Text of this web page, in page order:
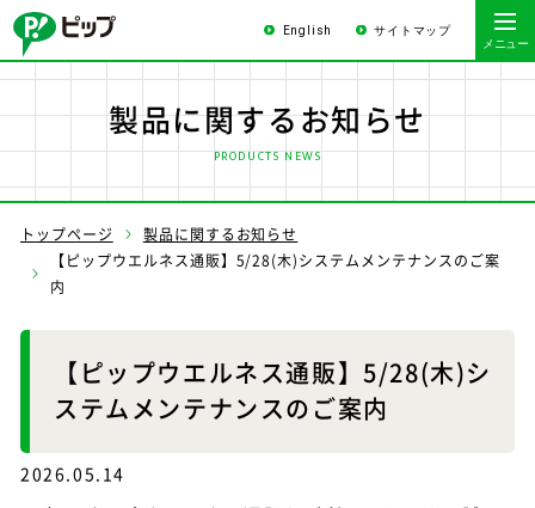
English サイトマップ
製品に関するお知らせ
PRODUCTS NEWS
トップページ
製品に関するお知らせ
【ピップウエルネス通販】5/28(木)システムメンテナンスのご案
内
【ピップウエルネス通販】5/28(木)シ
ステムメンテナンスのご案内
2026.05.14